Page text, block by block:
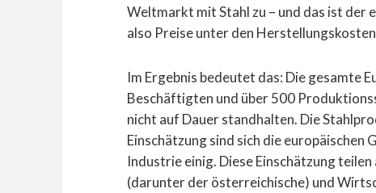
Weltmarkt mit Stahl zu – und das ist der
also Preise unter den
Im Ergebnis bedeutet das: Die gesamte
Beschäftigten und über 500
nicht auf Dauer standhalten. Die
Einschätzung sind sich die
Industrie einig. Diese Einschätzung
(darunter der österreichische) und